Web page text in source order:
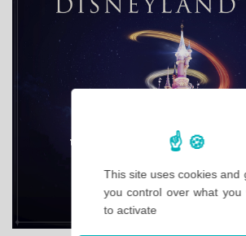
This site uses cookies and
you control over what you
to activate